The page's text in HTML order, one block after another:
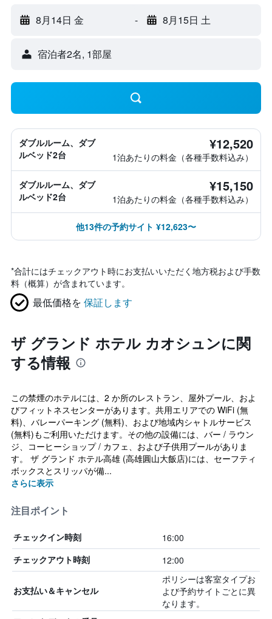
8月14日 金 - 8月15日 土
宿泊者2名, 1​部屋
ダブルルーム、ダブ
ルベッド2台
¥12,520
1泊あたりの料金（各種手数料込み）
ダブルルーム、ダブ
ルベッド2台
¥15,150
1泊あたりの料金（各種手数料込み）
他13件の予約サイト ¥12,623〜
*合計にはチェックアウト時にお支払いいただく地方税および手数
料（概算）が含まれています。
最低価格を 保証します
ザ グランド ホテル カオシュンに関
する情報
この禁煙のホテルには、2 か所のレストラン、屋外プール、およ
びフィットネスセンターがあります。共用エリアでの WiFi (無
料)、バレーパーキング (無料)、および地域内シャトルサービス
(無料)もご利用いただけます。その他の設備には、バー / ラウン
ジ、コーヒーショップ / カフェ、および子供用プールがありま
す。 ザ グランド ホテル高雄 (高雄圓山大飯店)には、セーフティ
ボックスとスリッパが備...
さらに表示
注目ポイント
チェックイン時刻 16:00
チェックアウト時刻 12:00
お支払い＆キャンセル
ポリシーは客室タイプお
よび予約サイトごとに異
なります。